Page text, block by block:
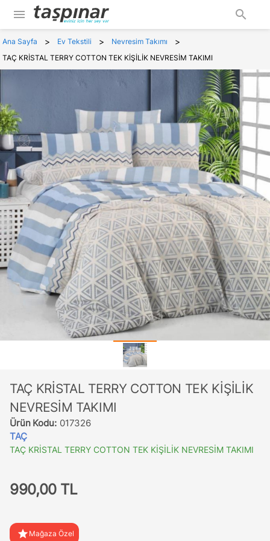
menu search
Ana Sayfa > Ev Tekstili > Nevresim Takımı >
TAÇ KRİSTAL TERRY COTTON TEK KİŞİLİK NEVRESİM TAKIMI
TAÇ KRİSTAL TERRY COTTON TEK KİŞİLİK
NEVRESİM TAKIMI
Ürün Kodu: 017326
TAÇ
TAÇ KRİSTAL TERRY COTTON TEK KİŞİLİK NEVRESİM TAKIMI
990,00 TL
star Mağaza Özel